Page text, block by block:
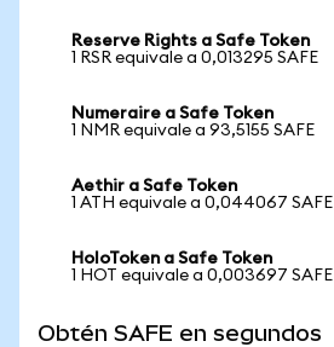
Reserve Rights a Safe Token
1 RSR equivale a 0,013295 SAFE
Numeraire a Safe Token
1 NMR equivale a 93,5155 SAFE
Aethir a Safe Token
1 ATH equivale a 0,044067 SAFE
HoloToken a Safe Token
1 HOT equivale a 0,003697 SAFE
Obtén SAFE en segundos